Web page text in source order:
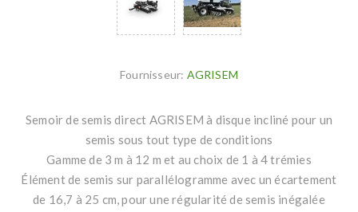
Fournisseur: AGRISEM
Semoir de semis direct AGRISEM à disque incliné pour un
semis sous tout type de conditions
Gamme de 3 m à 12 m et au choix de 1 à 4 trémies
Élément de semis sur parallélogramme avec un écartement
de 16,7 à 25 cm, pour une régularité de semis inégalée